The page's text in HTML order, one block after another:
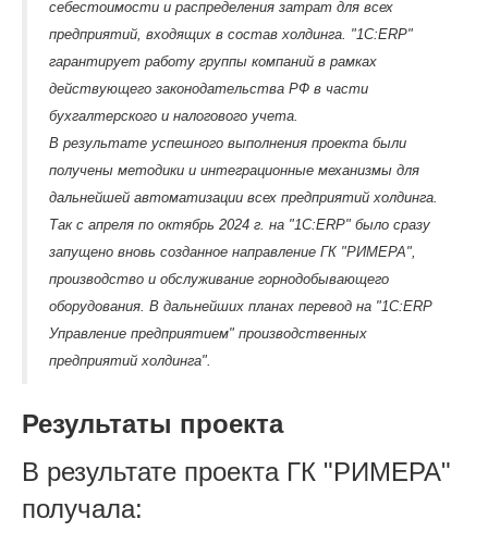
себестоимости и распределения затрат для всех
предприятий, входящих в состав холдинга. "1С:ERP"
гарантирует работу группы компаний в рамках
действующего законодательства РФ в части
бухгалтерского и налогового учета.
В результате успешного выполнения проекта были
получены методики и интеграционные механизмы для
дальнейшей автоматизации всех предприятий холдинга.
Так с апреля по октябрь 2024 г. на "1С:ERP" было сразу
запущено вновь созданное направление ГК "РИМЕРА",
производство и обслуживание горнодобывающего
оборудования. В дальнейших планах перевод на "1С:ERP
Управление предприятием" производственных
предприятий холдинга".
Результаты проекта
В результате проекта ГК "РИМЕРА"
получала: